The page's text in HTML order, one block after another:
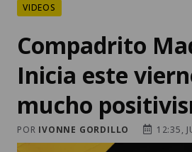
VIDEOS
Compadrito
Inicia este
mucho
POR IVONNE GORDILLO 12:35,